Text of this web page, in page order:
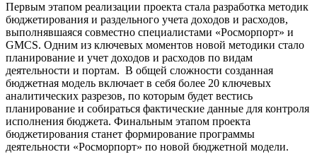
Первым этапом реализации проекта стала разработка методик
бюджетирования и раздельного учета доходов и расходов,
выполнявшаяся совместно специалистами «Росморпорт» и
GMCS. Одним из ключевых моментов новой методики стало
планирование и учет доходов и расходов по видам
деятельности и портам. В общей сложности созданная
бюджетная модель включает в себя более 20 ключевых
аналитических разрезов, по которым будет вестись
планирование и собираться фактические данные для контроля
исполнения бюджета. Финальным этапом проекта
бюджетирования станет формирование программы
деятельности «Росморпорт» по новой бюджетной модели.